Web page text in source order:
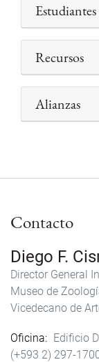
Estudiantes
Recursos
Alianzas
Contacto
Diego F.
Director General
Museo de
Vicedecano de
Oficina
Edificio
(+593 2) 297-